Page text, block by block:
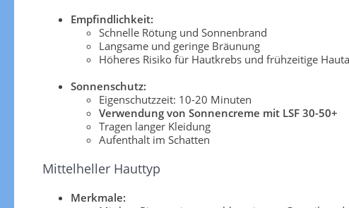
Empfindlichkeit:
Schnelle Rötung und Sonnenbrand
Langsame und geringe Bräunung
Höheres Risiko für Hautkrebs und frühzeitige
Sonnenschutz:
Eigenschutzzeit: 10-20 Minuten
Verwendung von Sonnencreme mit LSF 30-50+
Tragen langer Kleidung
Aufenthalt im Schatten
Mittelheller Hauttyp
Merkmale: